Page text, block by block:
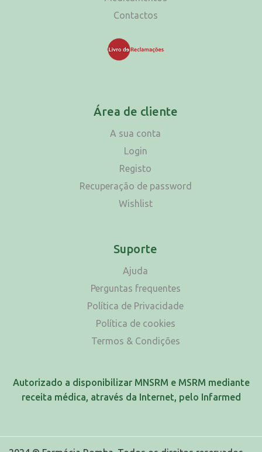
Contactos
Área de cliente
A sua conta
Login
Registo
Recuperação de password
Wishlist
Suporte
Ajuda
Perguntas frequentes
Política de Privacidade
Política de cookies
Termos & Condições
Autorizado a disponibilizar MNSRM e MSRM mediante
receita médica, através da Internet, pelo Infarmed